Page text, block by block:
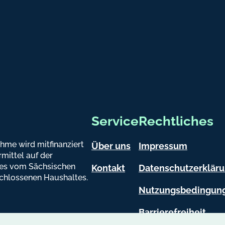
wird mitfinanziert
auf der
vom Sächsischen
Haushaltes.
Service
Über uns
Kontakt
Rechtliches
Impressum
Barrierefreiheit